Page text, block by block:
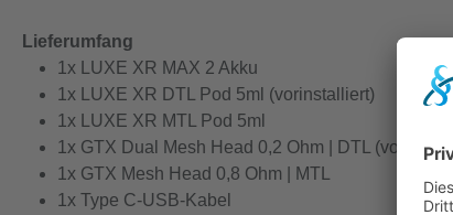
Lieferumfang
1x LUXE XR MAX 2 Akku
1x LUXE XR DTL Pod 5ml (vorinstalliert)
1x LUXE XR MTL Pod 5ml
1x GTX Dual Mesh Head 0,2 Ohm | DTL
1x GTX Mesh Head 0,8 Ohm | MTL
1x Type C-USB-Kabel